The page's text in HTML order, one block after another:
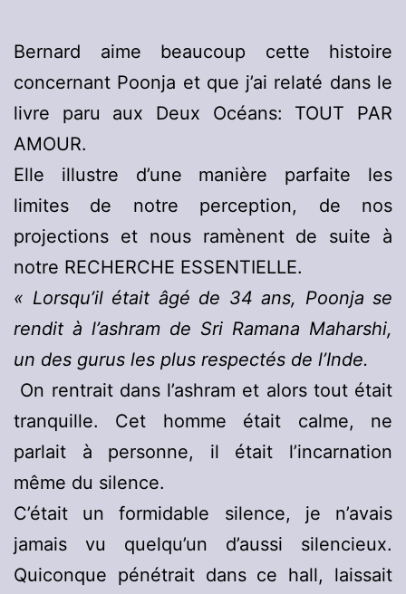
Bernard aime beaucoup cette histoire
concernant Poonja et que j’ai relaté dans le
livre paru aux Deux Océans: TOUT PAR
AMOUR.
Elle illustre d’une manière parfaite les
limites de notre perception, de nos
projections et nous ramènent de suite à
notre RECHERCHE ESSENTIELLE.
« Lorsqu’il était âgé de 34 ans, Poonja se
rendit à l’ashram de Sri Ramana Maharshi,
un des gurus les plus respectés de l’Inde.
On rentrait dans l’ashram et alors tout était
tranquille. Cet homme était calme, ne
parlait à personne, il était l’incarnation
même du silence.
C’était un formidable silence, je n’avais
jamais vu quelqu’un d’aussi silencieux.
Quiconque pénétrait dans ce hall, laissait